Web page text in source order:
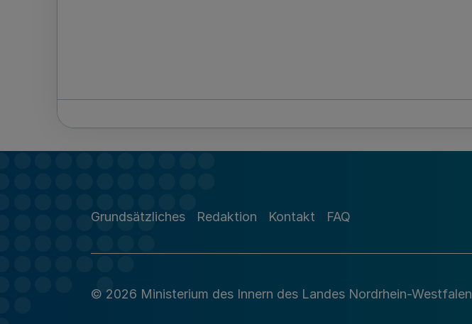
Grundsätzliches Redaktion Kontakt FAQ
© 2026 Ministerium des Innern des Landes Nordrhein-Westfalen